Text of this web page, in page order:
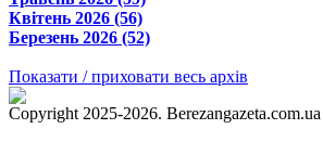
Квітень 2026 (56)
Березень 2026 (52)
Показати / приховати весь архів
Copyright 2025-2026. Berezangazeta.com.ua